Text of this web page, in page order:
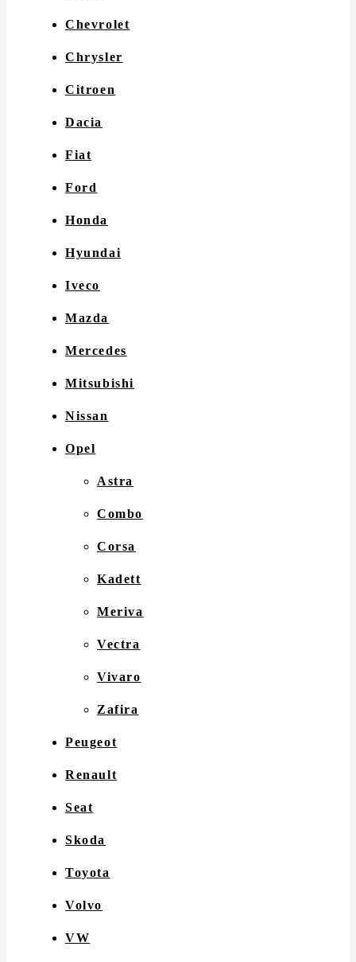
Chevrolet
Chrysler
Citroen
Dacia
Fiat
Ford
Honda
Hyundai
Iveco
Mazda
Mercedes
Mitsubishi
Nissan
Opel
Astra
Combo
Corsa
Kadett
Meriva
Vectra
Vivaro
Zafira
Peugeot
Renault
Seat
Skoda
Toyota
Volvo
VW